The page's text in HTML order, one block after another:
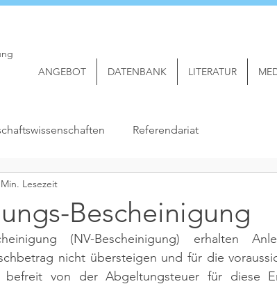
ANGEBOT DATENBANK LITERATUR
Referendariat
Bescheinigung
Lesezeit
(NV-Bescheinigung) erhalten
nicht übersteigen und für die
befreit von der Abgeltungsteuer für diese